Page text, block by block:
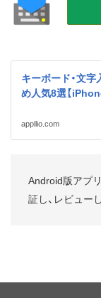
キーボード・文
め人気8選【
appllio.com
Android版アプ
証し、レビュー